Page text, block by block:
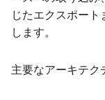
じたエクスポー
します。
主要なアーキテク